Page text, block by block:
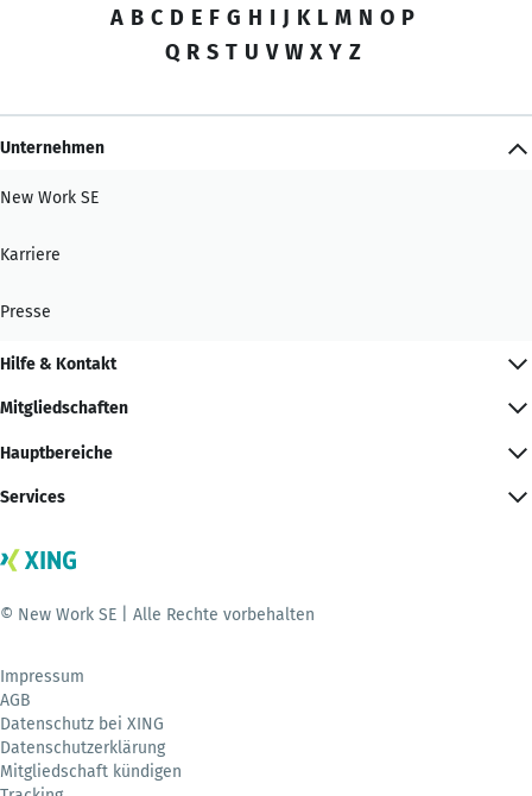
A B C D E F G H I J K L M N O P
Q R S T U V W X Y Z
Unternehmen
New Work SE
Karriere
Presse
Hilfe & Kontakt
Mitgliedschaften
Hauptbereiche
Services
© New Work SE | Alle Rechte vorbehalten
Impressum
AGB
Datenschutz bei XING
Datenschutzerklärung
Mitgliedschaft kündigen